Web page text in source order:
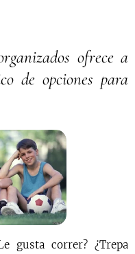
ofrece a
de opciones para
gusta correr? ¿Trepa